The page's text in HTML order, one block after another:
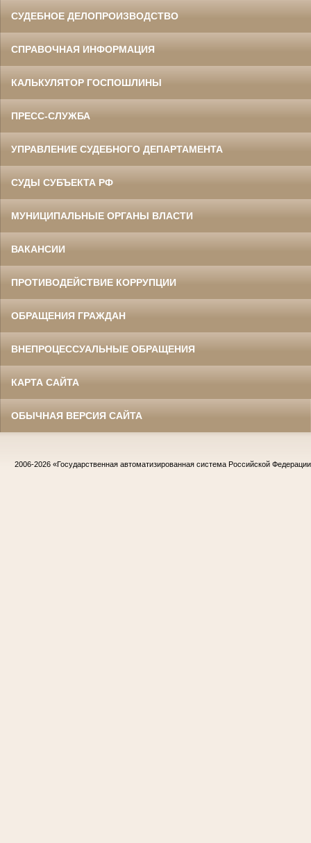
СУДЕБНОЕ ДЕЛОПРОИЗВОДСТВО
СПРАВОЧНАЯ ИНФОРМАЦИЯ
КАЛЬКУЛЯТОР ГОСПОШЛИНЫ
ПРЕСС-СЛУЖБА
УПРАВЛЕНИЕ СУДЕБНОГО ДЕПАРТАМЕНТА
СУДЫ СУБЪЕКТА РФ
МУНИЦИПАЛЬНЫЕ ОРГАНЫ ВЛАСТИ
ВАКАНСИИ
ПРОТИВОДЕЙСТВИЕ КОРРУПЦИИ
ОБРАЩЕНИЯ ГРАЖДАН
ВНЕПРОЦЕССУАЛЬНЫЕ ОБРАЩЕНИЯ
КАРТА САЙТА
ОБЫЧНАЯ ВЕРСИЯ САЙТА
2006-2026 «Государственная автоматизированная система Российской